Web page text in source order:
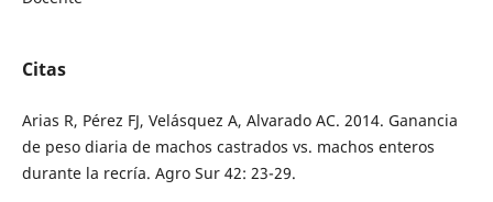
Citas
Arias R, Pérez FJ, Velásquez A, Alvarado AC. 2014. Ganancia
de peso diaria de machos castrados vs. machos enteros
durante la recría. Agro Sur 42: 23-29.